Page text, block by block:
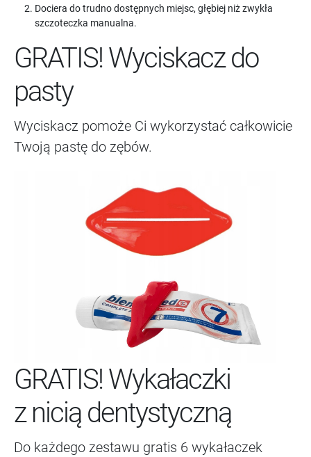
Dociera do trudno dostępnych miejsc, głębiej niż zwykła
szczoteczka manualna.
GRATIS! Wyciskacz do
pasty
Wyciskacz pomoże Ci wykorzystać całkowicie
Twoją pastę do zębów.
GRATIS! Wykałaczki
z nicią dentystyczną
Do każdego zestawu gratis 6 wykałaczek